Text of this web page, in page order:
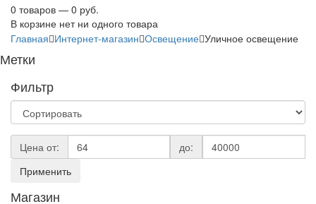
0 товаров — 0 руб.
В корзине нет ни одного товара
Главная Интернет-магазин Освещение Уличное освещение
Метки
Фильтр
Цена от:
до:
Применить
Магазин